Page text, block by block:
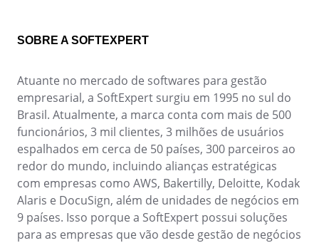
SOBRE A SOFTEXPERT
Atuante no mercado de softwares para gestão
empresarial, a SoftExpert surgiu em 1995 no sul do
Brasil. Atualmente, a marca conta com mais de 500
funcionários, 3 mil clientes, 3 milhões de usuários
espalhados em cerca de 50 países, 300 parceiros ao
redor do mundo, incluindo alianças estratégicas
com empresas como AWS, Bakertilly, Deloitte, Kodak
Alaris e DocuSign, além de unidades de negócios em
9 países. Isso porque a SoftExpert possui soluções
para as empresas que vão desde gestão de negócios